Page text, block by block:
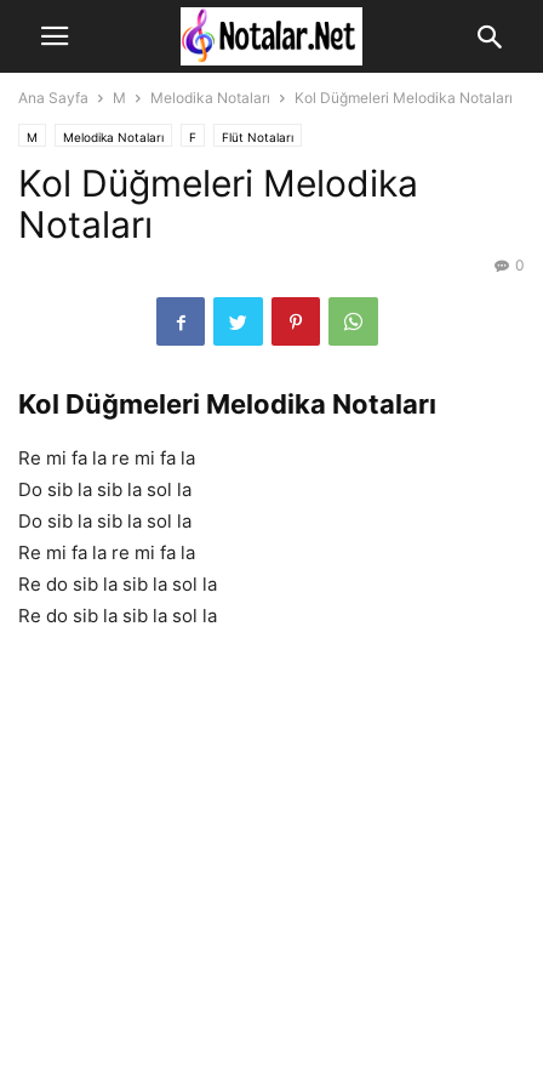
Ana Sayfa M Melodika Notaları Kol Düğmeleri Melodika Notaları
M Melodika Notaları F Flüt Notaları
Kol Düğmeleri Melodika
Notaları
0
Kol Düğmeleri Melodika Notaları
Re mi fa la re mi fa la
Do sib la sib la sol la
Do sib la sib la sol la
Re mi fa la re mi fa la
Re do sib la sib la sol la
Re do sib la sib la sol la